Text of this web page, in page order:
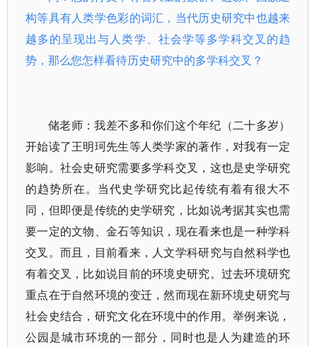
构等具有人类学色彩的词汇，当代历史研究中也越来
越多的呈现出与人类学、社会学等多学科交叉的趋
势，那么您怎样看待历史研究中的多学科交叉？
储老师：我差不多和你们这个年纪（二十多岁）
开始读了王明珂先生等人类学家的著作，对我有一定
影响。社会史研究需要多学科交叉，这也是史学研究
的趋势所在。当代史学研究比起传统有着有很大不
同，但即便是传统的史学研究，比如说考据其实也需
要一定的文物、金石等知识，现在看来也是一种学科
交叉。而且，目前看来，人文学科研究与自然科学也
有着交叉，比如说目前的环境史研究。过去环境研究
重点在于自然环境的变迁，然而现在新环境史研究与
社会史结合，研究文化在环境中的作用。举例来说，
公园是城市环境的一部分，同时也是人为建造的环